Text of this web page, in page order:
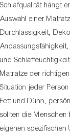
Schlafqualität hängt
Auswahl einer
Durchlässigkeit,
und
Matratze der
Situation jeder
Fett und Dünn,
sollten die
eigenen